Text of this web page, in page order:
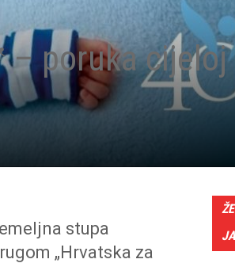
– poruka cijeloj
stupa
„Hrvatska za